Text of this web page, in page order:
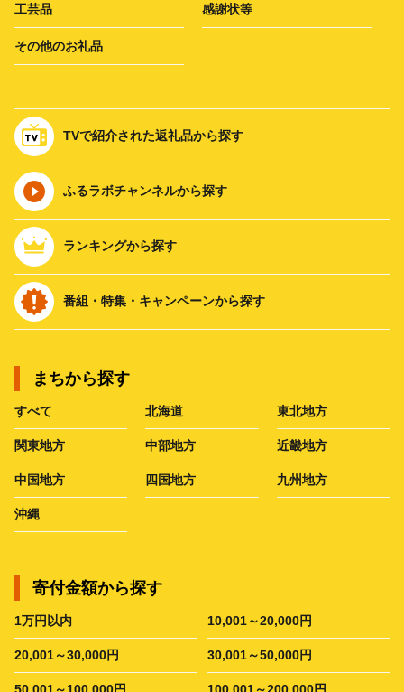
工芸品 感謝状等
その他のお礼品
TVで紹介された返礼品から探す
ふるラボチャンネルから探す
ランキングから探す
番組・特集・キャンペーンから探す
まちから探す
すべて 北海道 東北地方
関東地方 中部地方 近畿地方
中国地方 四国地方 九州地方
沖縄
寄付金額から探す
1万円以内 10,001～20,000円
20,001～30,000円 30,001～50,000円